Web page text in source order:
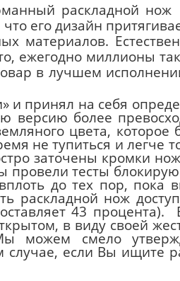
раскладной нож
его дизайн
ежегодно миллионы
в лучшем
и принял на себя
версию более
цвета, которое
не тупиться и
заточены кромки
тесты
до тех пор,
раскладной нож
43
в виду своей
можем смело
случае, если Вы ищите